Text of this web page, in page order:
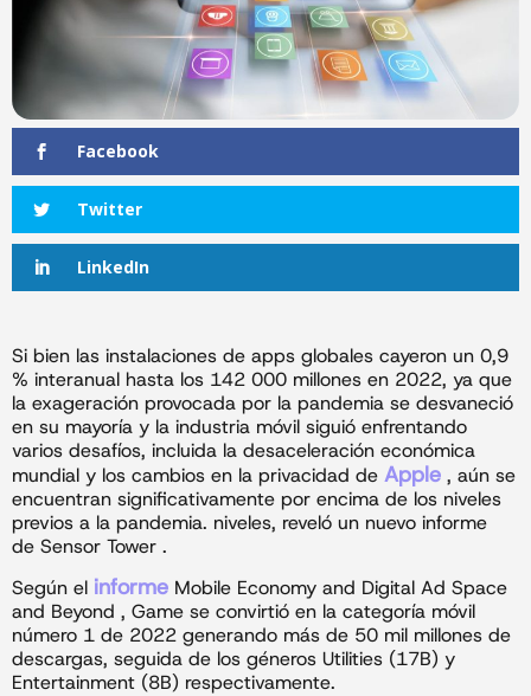
Facebook
Twitter
LinkedIn
Si bien las instalaciones de apps globales cayeron un 0,9
% interanual hasta los 142 000 millones en 2022, ya que
la exageración provocada por la pandemia se desvaneció
en su mayoría y la industria móvil siguió enfrentando
varios desafíos, incluida la desaceleración económica
mundial y los cambios en la privacidad de Apple , aún se
encuentran significativamente por encima de los niveles
previos a la pandemia. niveles, reveló un nuevo informe
de Sensor Tower .
Según el informe Mobile Economy and Digital Ad Space
and Beyond , Game se convirtió en la categoría móvil
número 1 de 2022 generando más de 50 mil millones de
descargas, seguida de los géneros Utilities (17B) y
Entertainment (8B) respectivamente.